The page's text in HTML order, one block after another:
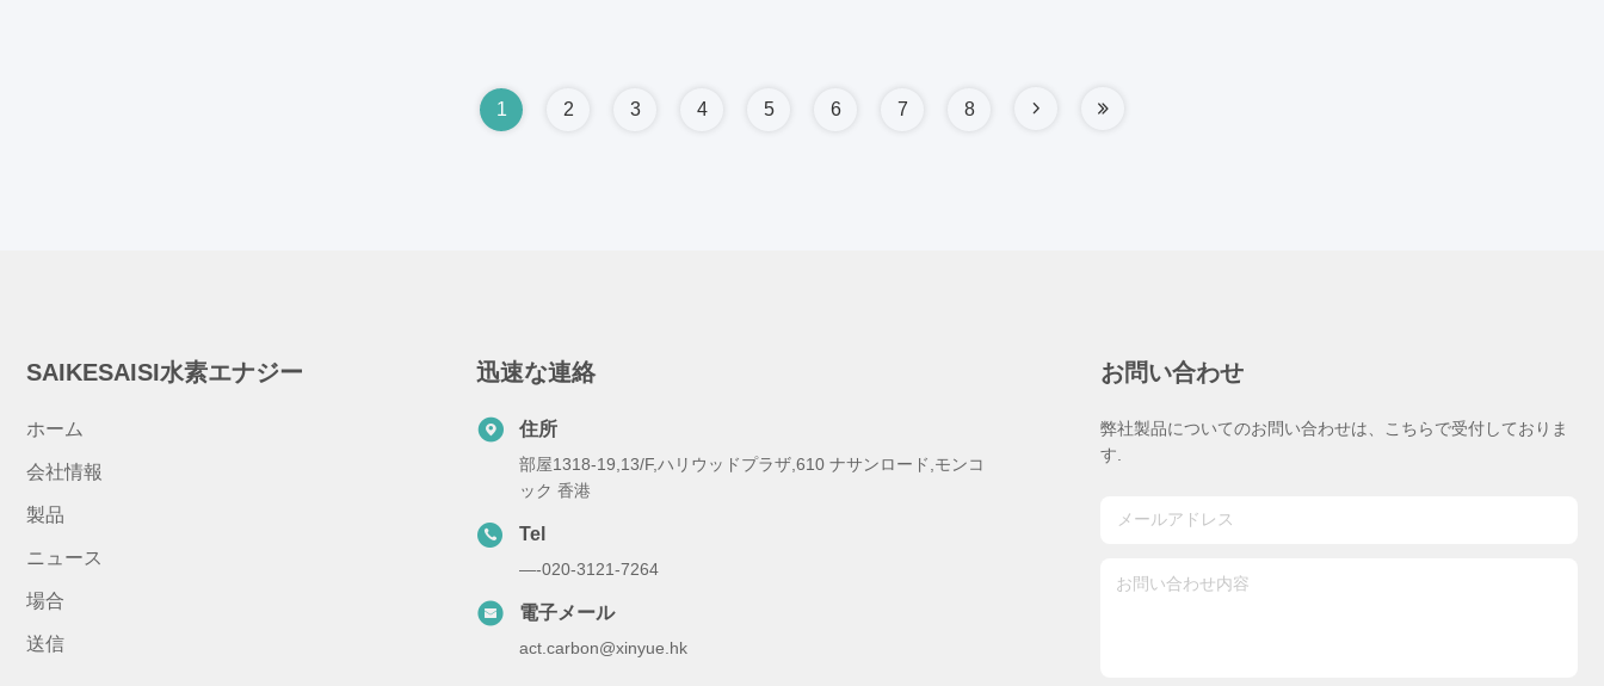
1 2 3 4 5 6 7 8
SAIKESAISI水素エナジー
ホーム
会社情報
製品
ニュース
場合
送信
迅速な連絡
住所
部屋1318-19,13/F,ハリウッドプラザ,610 ナサンロード,モンコ
ック 香港
Tel
—-020-3121-7264
電子メール
act.carbon@xinyue.hk
お問い合わせ
弊社製品についてのお問い合わせは、こちらで受付しておりま
す.